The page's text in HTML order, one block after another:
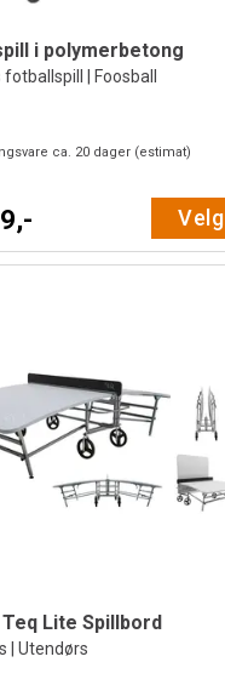
i polymerbetong
| Foosball
ca. 20 dager (estimat)
Velg
Lite Spillbord
| Utendørs